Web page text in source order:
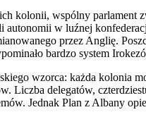
kolonii, wspólny parlament
autonomii w luźnej
przez Anglię.
bardzo system
wzorca: każda kolonia
Liczba delegatów,
Jednak Plan z Albany